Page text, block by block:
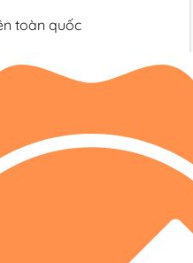
toàn quốc